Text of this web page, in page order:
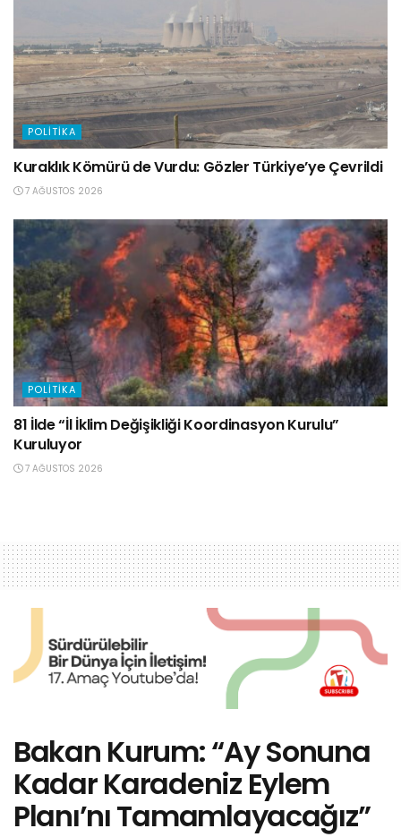
POLITIKA
Kuraklık Kömürü de Vurdu: Gözler Türkiye’ye Çevrildi
7 AĞUSTOS 2026
POLITIKA
81 İlde “İl İklim Değişikliği Koordinasyon Kurulu”
Kuruluyor
7 AĞUSTOS 2026
Bakan Kurum: “Ay Sonuna
Kadar Karadeniz Eylem
Planı’nı Tamamlayacağız”